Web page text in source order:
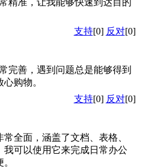
支持[0] 反对[0]
完善，遇到问题总是能够得到
购物。
支持[0] 反对[0]
全面，涵盖了文档、表格、
我可以使用它来完成日常办公